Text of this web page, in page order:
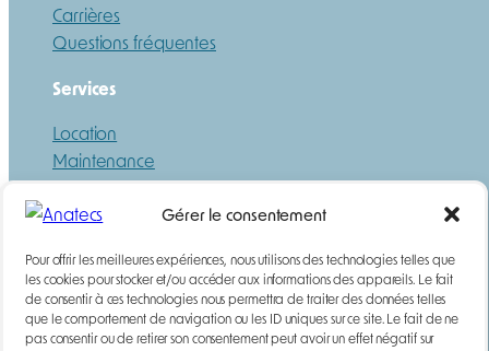
Gérer le consentement
Pour offrir les meilleures expériences, nous utilisons des technologies telles que
les cookies pour stocker et/ou accéder aux informations des appareils. Le fait
de consentir à ces technologies nous permettra de traiter des données telles
que le comportement de navigation ou les ID uniques sur ce site. Le fait de ne
pas consentir ou de retirer son consentement peut avoir un effet négatif sur
Carrières
Questions fréquentes
Services
Location
Maintenance
Formation
Guide
Téléchargements
DEMANDE DE DEVIS